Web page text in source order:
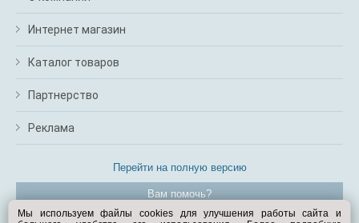
Интернет магазин
Каталог товаров
Партнерство
Реклама
Перейти на полную версию
Вам помочь?
Мы используем файлы cookies для улучшения работы сайта и